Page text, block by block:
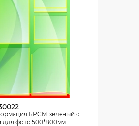
БРСМ зеленый с
для фото 500*800мм